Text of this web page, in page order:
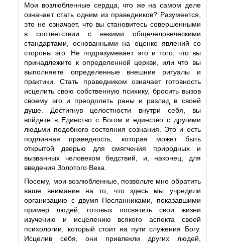
Мои возлюбленные сердца, что же на самом деле
означает стать одним из праведников? Разумеется,
это не означает, что вы становитесь совершенными
в соответствии с некими общечеловеческими
стандартами, основанными на оценке явлений со
стороны эго. Не подразумевает это и того, что вы
принадлежите к определенной церкви, или что вы
выполняете определенные внешние ритуалы и
практики. Стать праведником означает готовность
исцелить свою собственную психику, бросить вызов
своему эго и преодолеть раны и разлад в своей
душе. Достигнув целостности внутри себя, вы
войдете в Единство с Богом и единство с другими
людьми подобного состояния сознания. Это и есть
подлинная праведность, которая может быть
открытой дверью для смягчения природных и
вызванных человеком бедствий, и, наконец, для
введения Золотого Века.
Посему, мои возлюбленные, позвольте мне обратить
ваше внимание на то, что здесь мы учредили
организацию с двумя Посланниками, показавшими
пример людей, готовых посвятить свои жизни
изучению и исцелению всякого аспекта своей
психологии, который стоит на пути служения Богу.
Исцелив себя, они привлекли других людей,